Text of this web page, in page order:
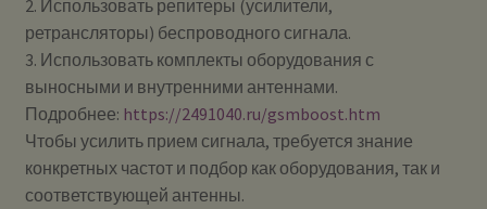
2. Использовать репитеры (усилители,
ретрансляторы) беспроводного сигнала.
3. Использовать комплекты оборудования с
выносными и внутренними антеннами.
Подробнее: https://2491040.ru/gsmboost.htm
Чтобы усилить прием сигнала, требуется знание
конкретных частот и подбор как оборудования, так и
соответствующей антенны.